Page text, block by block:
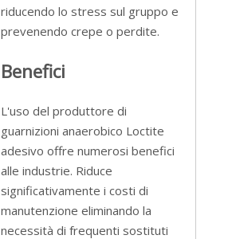
riducendo lo stress sul gruppo e
prevenendo crepe o perdite.
Benefici
L'uso del produttore di
guarnizioni anaerobico Loctite
adesivo offre numerosi benefici
alle industrie. Riduce
significativamente i costi di
manutenzione eliminando la
necessità di frequenti sostituti